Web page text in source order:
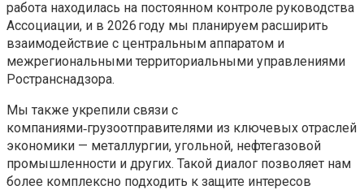
работа находилась на постоянном контроле руководства
Ассоциации, и в 2026 году мы планируем расширить
взаимодействие с центральным аппаратом и
межрегиональными территориальными управлениями
Ространснадзора.
Мы также укрепили связи с
компаниями‑грузоотправителями из ключевых отраслей
экономики — металлургии, угольной, нефтегазовой
промышленности и других. Такой диалог позволяет нам
более комплексно подходить к защите интересов